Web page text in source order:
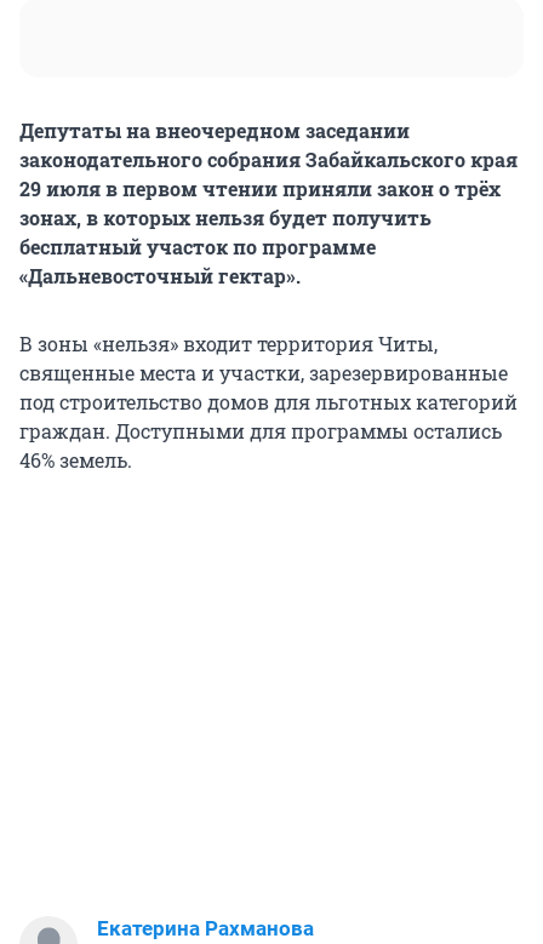
Депутаты на внеочередном заседании
законодательного собрания Забайкальского края
29 июля в первом чтении приняли закон о трёх
зонах, в которых нельзя будет получить
бесплатный участок по программе
«Дальневосточный гектар».
В зоны «нельзя» входит территория Читы,
священные места и участки, зарезервированные
под строительство домов для льготных категорий
граждан. Доступными для программы остались
46% земель.
Екатерина Рахманова